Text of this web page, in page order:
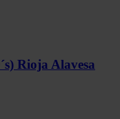
Rioja Alavesa